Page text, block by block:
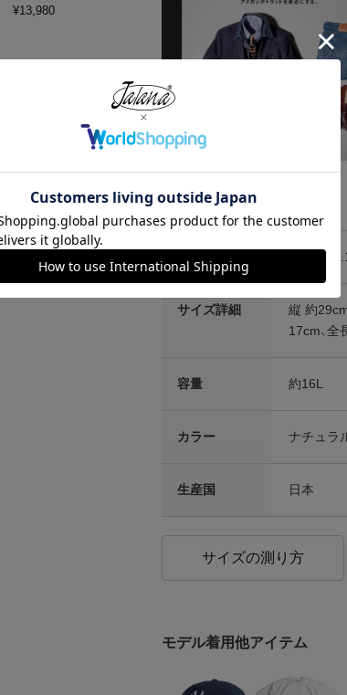
商品スペック
レザー（
サイズ詳細
縦 約
17cm、全
容量 約16L
カラー ナチュラ
生産国 日本
サイズの測り方
モデル着用他アイテム
¥13,980
アメリカンクラシッ
クス AMERICAN CL
ASSICS ムービーT
シャツ フォレストガ
ンプ ロゴ＆ベンチ
5,747